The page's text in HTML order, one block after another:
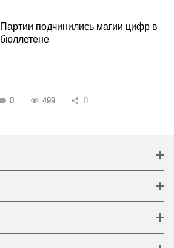
Партии подчинились магии цифр в
бюллетене
0 499 0